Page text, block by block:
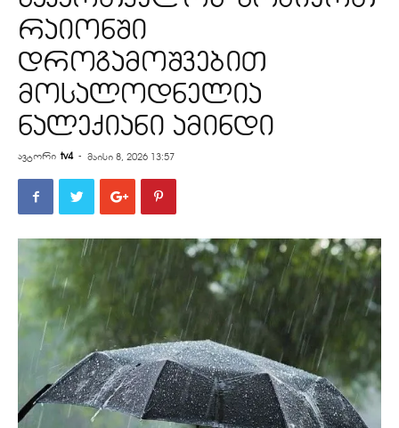
რაიონში
დროგამოშვებით
მოსალოდნელია
ნალექიანი ამინდი
ავტორი tv4 - მაისი 8, 2026 13:57